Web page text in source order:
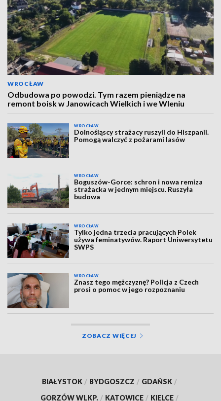
WROCŁAW
Odbudowa po powodzi. Tym razem pieniądze na
remont boisk w Janowicach Wielkich i we Wleniu
WROCŁAW
Dolnośląscy strażacy ruszyli do Hiszpanii.
Pomogą walczyć z pożarami lasów
WROCŁAW
Boguszów-Gorce: schron i nowa remiza
strażacka w jednym miejscu. Ruszyła
budowa
WROCŁAW
Tylko jedna trzecia pracujących Polek
używa feminatywów. Raport Uniwersytetu
SWPS
WROCŁAW
Znasz tego mężczyznę? Policja z Czech
prosi o pomoc w jego rozpoznaniu
ZOBACZ WIĘCEJ
BIAŁYSTOK / BYDGOSZCZ / GDAŃSK /
GORZÓW WLKP. / KATOWICE / KIELCE /